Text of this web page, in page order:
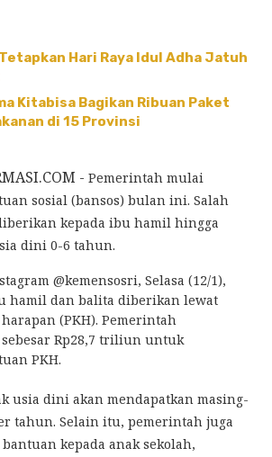
Hari Raya Idul Adha Jatuh
Kitabisa Bagikan Ribuan Paket
di 15 Provinsi
- Pemerintah mulai
sosial (bansos) bulan ini. Salah
kepada ibu hamil hingga
dini 0-6 tahun.
@kemensosri, Selasa (12/1),
hamil dan balita diberikan lewat
(PKH). Pemerintah
Rp28,7 triliun untuk
PKH.
usia dini akan mendapatkan masing-
tahun. Selain itu, pemerintah juga
kepada anak sekolah,